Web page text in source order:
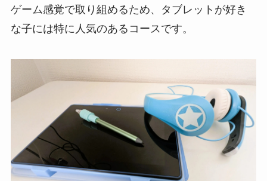
ゲーム感覚で取り組めるため、タブレットが好き
な子には特に人気のあるコースです。